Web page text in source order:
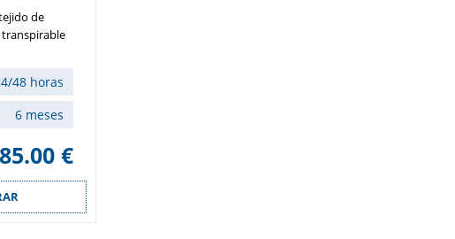
de
para
eficaz
Tejido de
en
vendaje de
del
48 horas
6 meses
85.00 €